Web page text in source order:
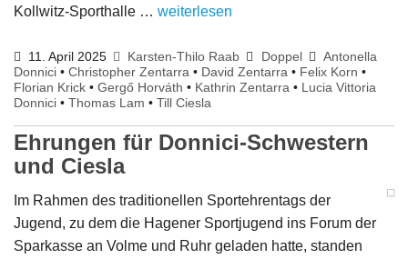
Kollwitz-Sporthalle … weiterlesen
11. April 2025 Karsten-Thilo Raab Doppel
Antonella
Donnici • Christopher Zentarra • David Zentarra • Felix Korn •
Florian Krick • Gergő Horváth • Kathrin Zentarra • Lucia Vittoria
Donnici • Thomas Lam • Till Ciesla
Ehrungen für Donnici-Schwestern
und Ciesla
Im Rahmen des traditionellen Sportehrentags der
Jugend, zu dem die Hagener Sportjugend ins Forum der
Sparkasse an Volme und Ruhr geladen hatte, standen